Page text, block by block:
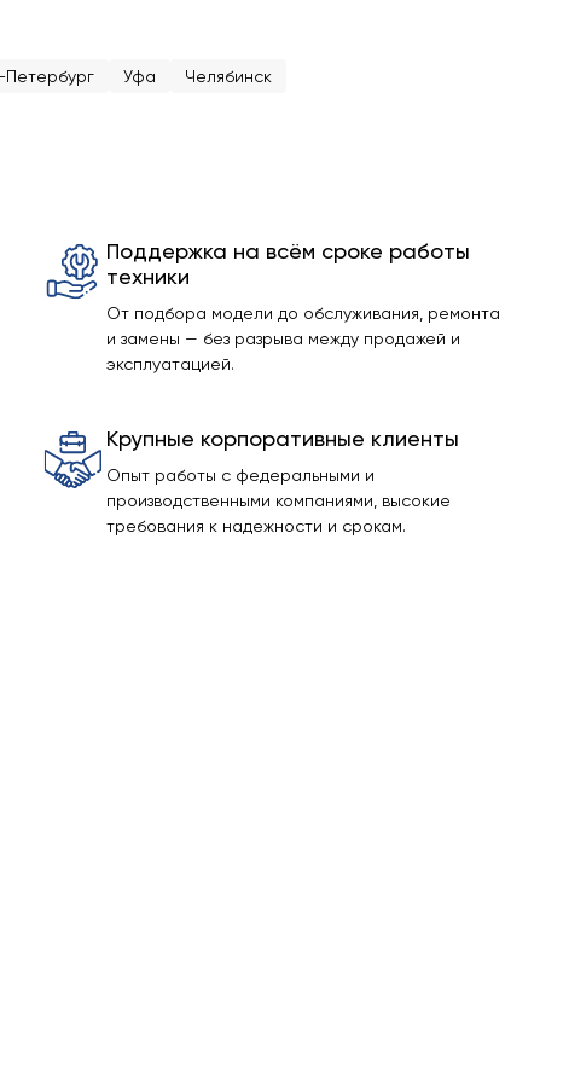
Петербург Уфа Челябинск
Поддержка на всём сроке работы
техники
От подбора модели до обслуживания, ремонта
и замены — без разрыва между продажей и
эксплуатацией.
Крупные корпоративные клиенты
Опыт работы с федеральными и
производственными компаниями, высокие
требования к надежности и срокам.